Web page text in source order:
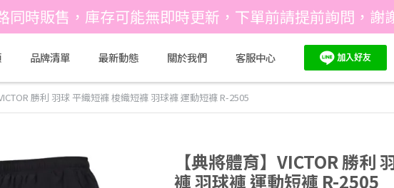
同時販售，庫存可能無即時更新，下單前請提前詢問，謝
品牌清單 最新動態 關於我們 客服中心
勝利 羽球 平織短褲 梭織短褲 羽球褲 運動短褲 R-2505
【典將體育】VICTOR 勝利
褲 羽球褲 運動短褲 R-2505